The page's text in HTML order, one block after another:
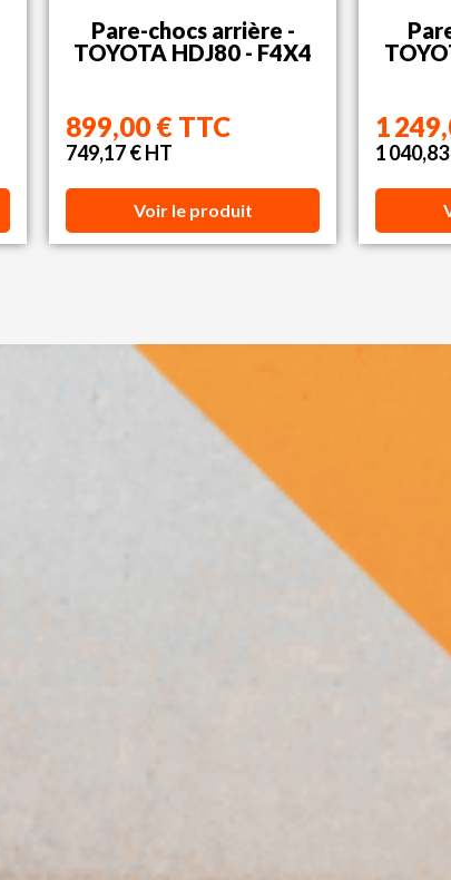
Pare-chocs arrière -
TOYOTA HDJ80 - F4X4
899,00 € TTC
749,17 € HT
Voir le produit
1
1